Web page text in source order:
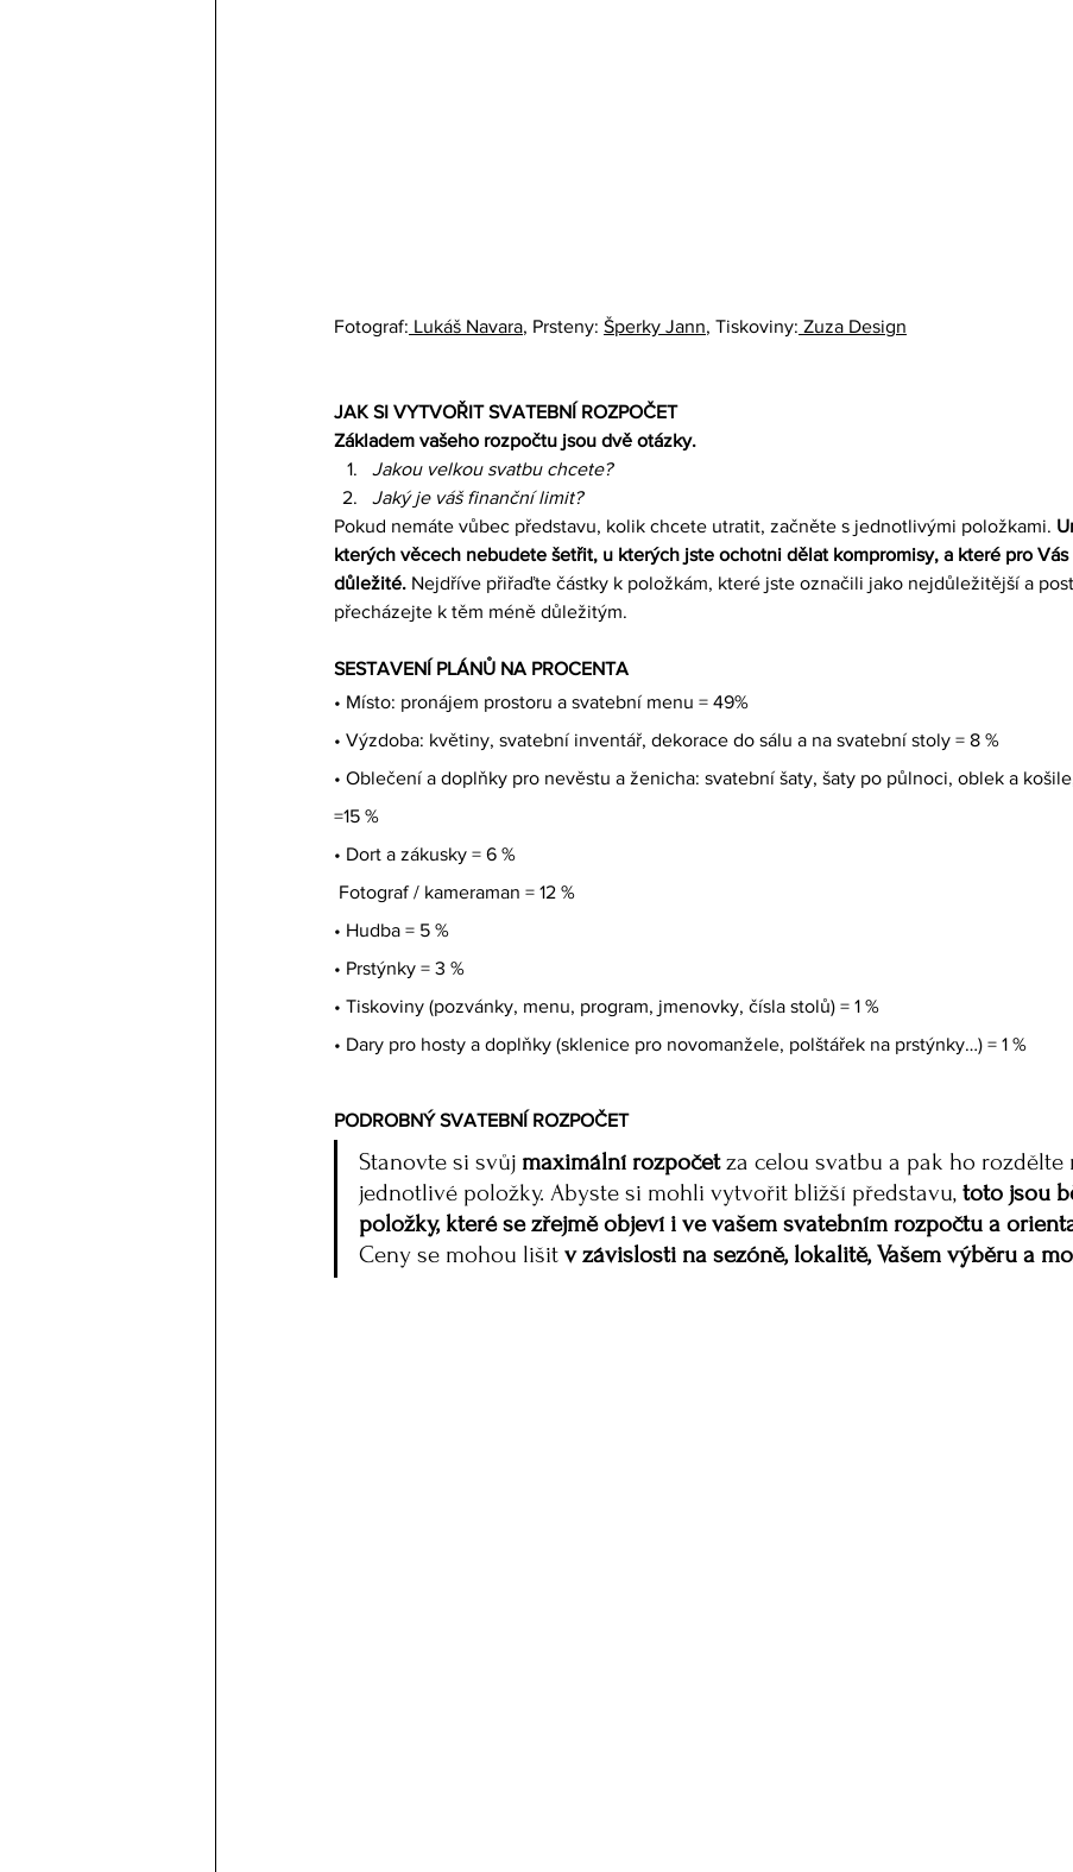
Fotograf: Lukáš Navara, Prsteny: Šperky Jann, Tiskoviny: Zuza Design
JAK SI VYTVOŘIT SVATEBNÍ ROZPOČET
Základem vašeho rozpočtu jsou dvě otázky.
Jakou velkou svatbu chcete?
Jaký je váš finanční limit?
Pokud nemáte vůbec představu, kolik chcete utratit, začněte s jednotlivými položkami.
kterých věcech nebudete šetřit, u kterých jste ochotni dělat kompromisy, a které pro
důležité. Nejdříve přiřaďte částky k položkám, které jste označili jako nejdůležitější a
přecházejte k těm méně důležitým.
SESTAVENÍ PLÁNŮ NA PROCENTA
• Místo: pronájem prostoru a svatební menu = 49%
• Výzdoba: květiny, svatební inventář, dekorace do sálu a na svatební stoly = 8 %
• Oblečení a doplňky pro nevěstu a ženicha: svatební šaty, šaty po půlnoci, oblek a
=15 %
• Dort a zákusky = 6 %
Fotograf / kameraman = 12 %
• Hudba = 5 %
• Prstýnky = 3 %
• Tiskoviny (pozvánky, menu, program, jmenovky, čísla stolů) = 1 %
• Dary pro hosty a doplňky (sklenice pro novomanžele, polštářek na prstýnky…) = 1 %
PODROBNÝ SVATEBNÍ ROZPOČET
Stanovte si svůj maximální rozpočet za celou svatbu a pak ho rozdělte
jednotlivé položky. Abyste si mohli vytvořit bližší představu, toto jsou
položky, které se zřejmě objeví i ve vašem svatebním rozpočtu a
Ceny se mohou lišit v závislosti na sezóně, lokalitě, Vašem výběru a